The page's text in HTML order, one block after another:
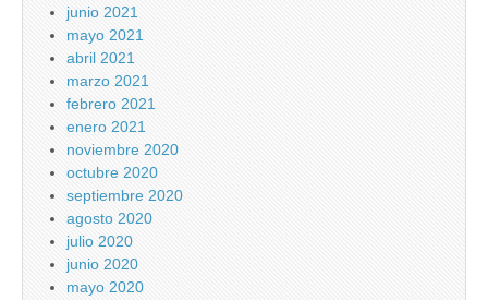
junio 2021
mayo 2021
abril 2021
marzo 2021
febrero 2021
enero 2021
noviembre 2020
octubre 2020
septiembre 2020
agosto 2020
julio 2020
junio 2020
mayo 2020